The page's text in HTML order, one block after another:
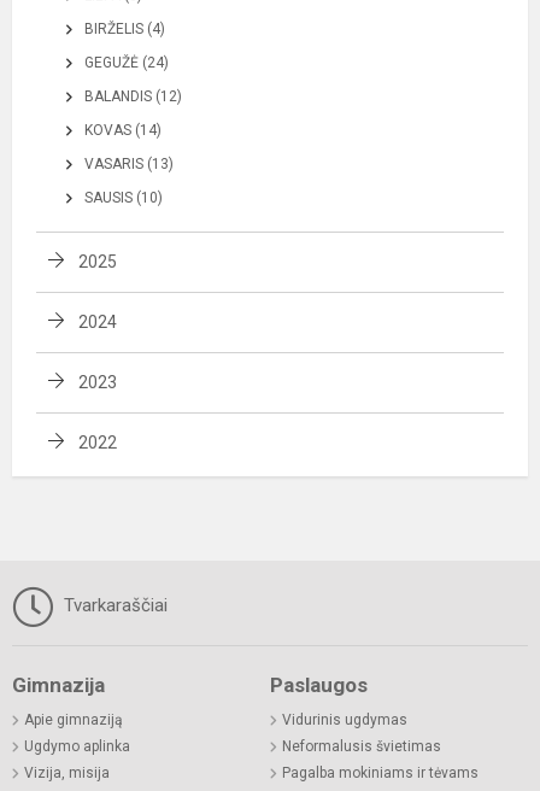
BIRŽELIS (4)
GEGUŽĖ (24)
BALANDIS (12)
KOVAS (14)
VASARIS (13)
SAUSIS (10)
2025
2024
2023
2022
Tvarkaraščiai
Gimnazija
Apie gimnaziją
Ugdymo aplinka
Vizija, misija
Paslaugos
Vidurinis ugdymas
Neformalusis švietimas
Pagalba mokiniams ir tėvams